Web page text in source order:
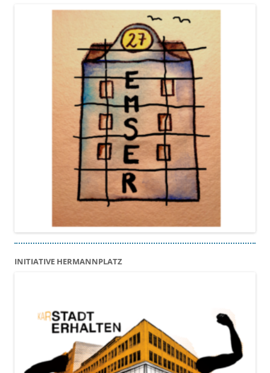
INITIATIVE HERMANNPLATZ